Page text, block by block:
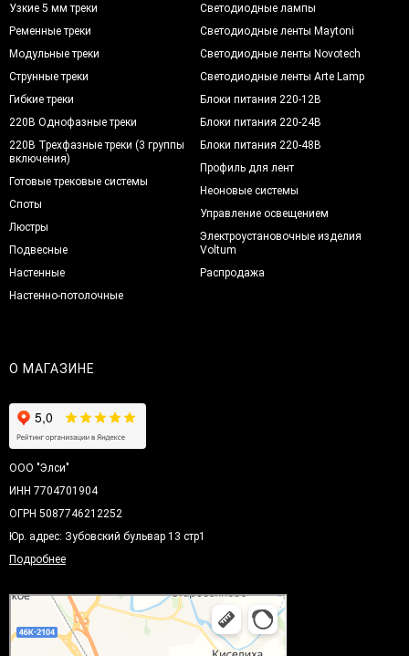
Узкие 5 мм треки
Ременные треки
Модульные треки
Струнные треки
Гибкие треки
220В Однофазные треки
220В Трехфазные треки (3 группы
включения)
Готовые трековые системы
Споты
Люстры
Подвесные
Настенные
Настенно-потолочные
Светодиодные лампы
Светодиодные ленты Maytoni
Светодиодные ленты Novotech
Светодиодные ленты Arte Lamp
Блоки питания 220-12В
Блоки питания 220-24В
Блоки питания 220-48В
Профиль для лент
Неоновые системы
Управление освещением
Электроустановочные изделия
Voltum
Распродажа
О МАГАЗИНЕ
ООО "Элси"
ИНН 7704701904
ОГРН 5087746212252
Юр. адрес: Зубовский бульвар 13 стр1
Подробнее